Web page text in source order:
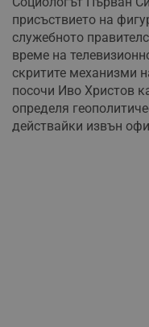
присъствието на
служебното
време на
скритите механизми
посочи Иво Христов
определя
действайки извън